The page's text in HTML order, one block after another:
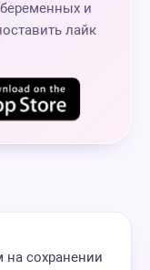
и
лайк
сохранении